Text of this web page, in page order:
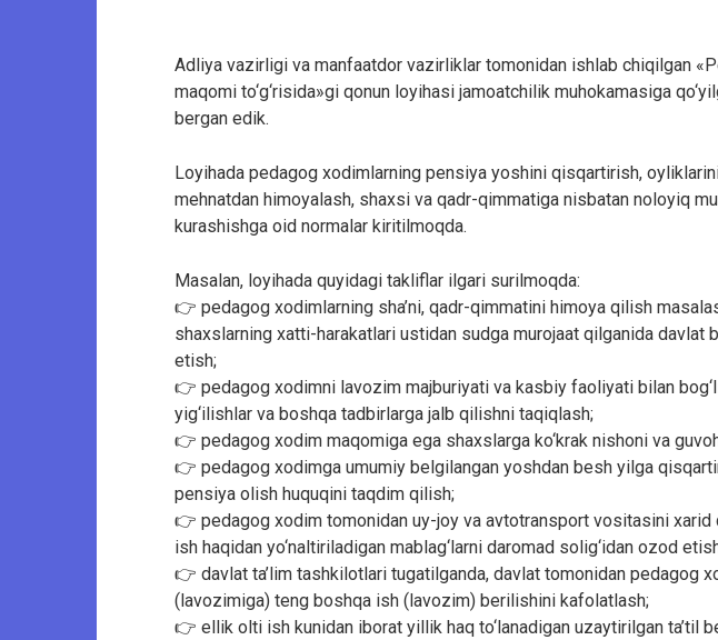
Adliya vazirligi va manfaatdor vazirliklar tomonidan ishlab chiqilgan
maqomi to‘g‘risida»gi qonun loyihasi jamoatchilik muhokamasiga
bergan edik.
Loyihada pedagog xodimlarning pensiya yoshini qisqartirish,
mehnatdan himoyalash, shaxsi va qadr-qimmatiga nisbatan noloyiq
kurashishga oid normalar kiritilmoqda.
Masalan, loyihada quyidagi takliflar ilgari surilmoqda:
👉 pedagog xodimlarning sha’ni, qadr-qimmatini himoya qilish
shaxslarning xatti-harakatlari ustidan sudga murojaat qilganida davlat
etish;
👉 pedagog xodimni lavozim majburiyati va kasbiy faoliyati bilan
yig‘ilishlar va boshqa tadbirlarga jalb qilishni taqiqlash;
👉 pedagog xodim maqomiga ega shaxslarga ko‘krak nishoni va
👉 pedagog xodimga umumiy belgilangan yoshdan besh yilga
pensiya olish huquqini taqdim qilish;
👉 pedagog xodim tomonidan uy-joy va avtotransport vositasini xarid
ish haqidan yo‘naltiriladigan mablag‘larni daromad solig‘idan ozod
👉 davlat ta’lim tashkilotlari tugatilganda, davlat tomonidan pedagog
(lavozimiga) teng boshqa ish (lavozim) berilishini kafolatlash;
👉 ellik olti ish kunidan iborat yillik haq to‘lanadigan uzaytirilgan ta’til